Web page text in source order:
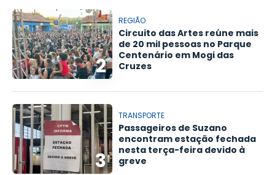
2
REGIÃO
Circuito das Artes reúne mais
de 20 mil pessoas no Parque
Centenário em Mogi das
Cruzes
3
TRANSPORTE
Passageiros de Suzano
encontram estação fechada
nesta terça-feira devido à
greve